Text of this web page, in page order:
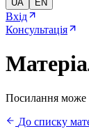
UA
EN
Вхід
Консультація
Посилання може
До списку